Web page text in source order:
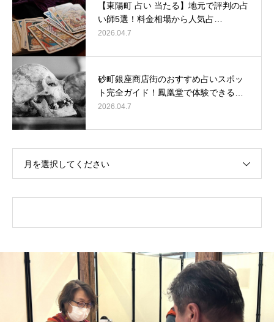
【東陽町 占い 当たる】地元で評判の占
い師5選！料金相場から人気占…
2026.04.7
砂町銀座商店街のおすすめ占いスポッ
ト完全ガイド！鳳凰堂で体験できる…
2026.04.7
月を選択してください